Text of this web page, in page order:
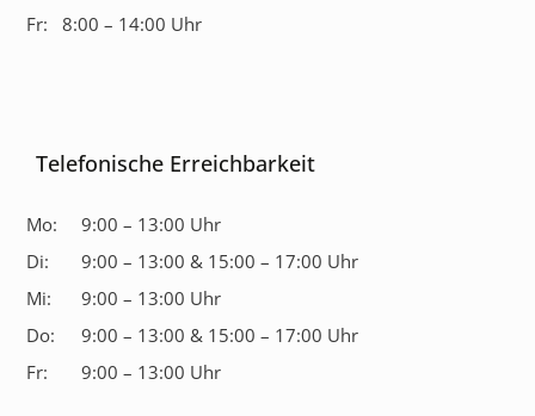
Fr:
8:00 – 14:00 Uhr
Telefonische Erreichbarkeit
Mo:
9:00 – 13:00 Uhr
Di:
9:00 – 13:00 & 15:00 – 17:00 Uhr
Mi:
9:00 – 13:00 Uhr
Do:
9:00 – 13:00 & 15:00 – 17:00 Uhr
Fr:
9:00 – 13:00 Uhr